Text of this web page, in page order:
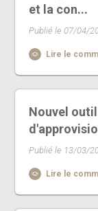
et la con...
Publié le 07/04/
Lire le
Nouvel
Publié le 13/03/
Lire le